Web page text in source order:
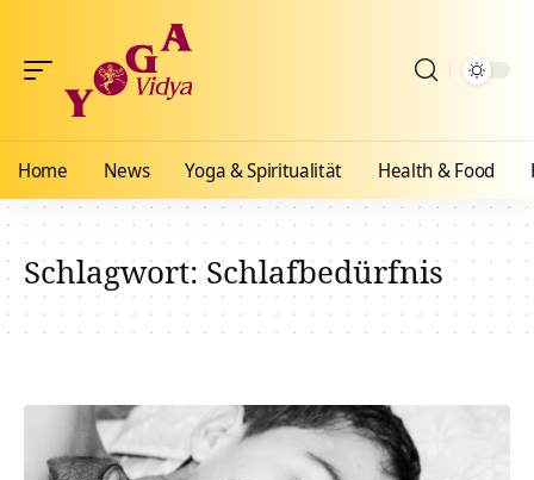
Home News Yoga & Spiritualität Health & Food
Schlagwort:Schlafbedürfnis